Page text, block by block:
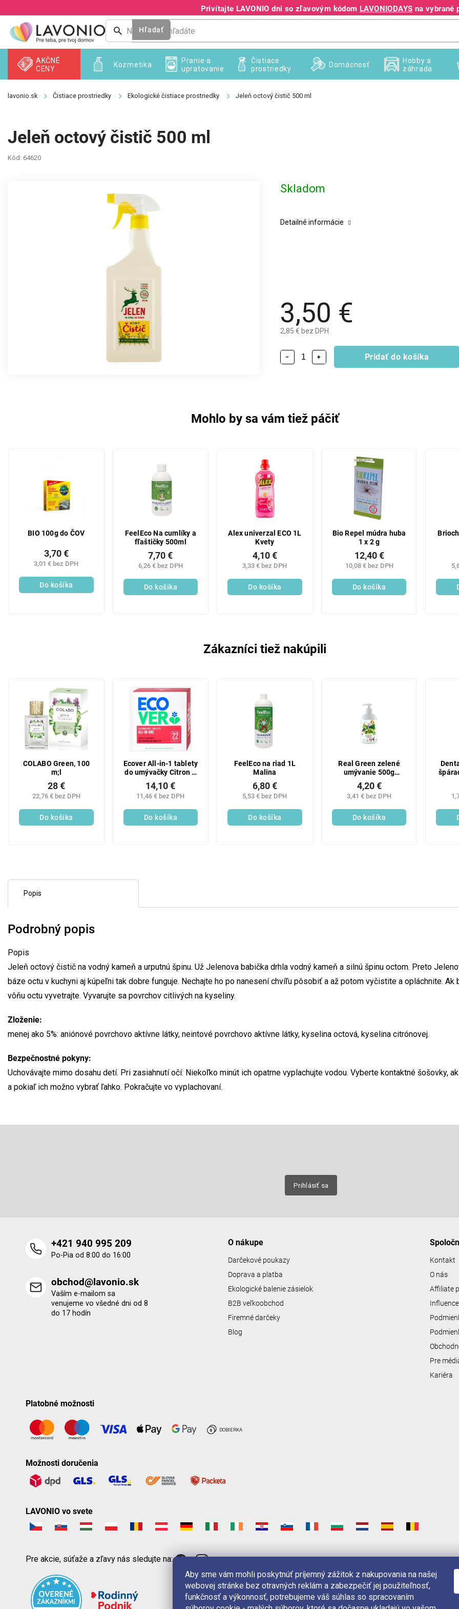
Aby sme vám mohli poskytnúť príjemný zážitok z nakupovania na našej
webovej stránke bez otravných reklám a zabezpečiť jej použiteľnosť,
funkčnosť a výkonnosť, potrebujeme váš súhlas so spracovaním
na
obsah
Privítajte LAVONIO dni so zľavovým kódom LAVONIODAYS na vybrané
+421 940 995 209
Hľadať
Kozmetika
AKČNÉ
CENY
Pranie a
upratovanie
Čistiace
prostriedky
Domácnosť
Hobby a
záhrada
Čistiace prostriedky Ekologické čistiace prostriedky Jeleň octový čistič 500 ml
Jeleň octový čistič 500 ml
Kód: 64620
3,50 €
2,85 € bez DPH
Skladom
+
− Pridať do košíka
Detailné informácie
Mohlo by sa vám tiež páčiť
BIO 100g do ČOV
3,01 € bez DPH
3,70 €
Do košíka
FeelEco Na cumlíky a
fľaštičky 500ml
6,26 € bez DPH
7,70 €
Do košíka
Alex univerzal ECO 1L
Kvety
3,33 € bez DPH
4,10 €
Do košíka
Bio Repel múdra huba
1 x 2 g
10,08 € bez DPH
12,40 €
Do košíka
Zákazníci tiež nakúpili
COLABO Green, 100
m;l
22,76 € bez DPH
28 €
Do košíka
Ecover All-in-1 tablety
do umývačky Citron &
Mandarinka 22 ks
11,46 € bez DPH
14,10 €
Do košíka
FeelEco na riad 1L
Malina
5,53 € bez DPH
6,80 €
Do košíka
Real Green zelené
umývanie 500g
pumpa
3,41 € bez DPH
4,20 €
Do košíka
Popis
Podrobný popis
Popis
Jeleň octový čistič na vodný kameň a urputnú špinu. Už Jelenova babička drhla vodný kameň a silnú špinu octom. Preto
báze octu v kuchyni aj kúpeľni tak dobre funguje. Nechajte ho po nanesení chvíľu pôsobiť a až potom vyčistite a opláchnite. Ak
vôňu octu vyvetrajte. Vyvarujte sa povrchov citlivých na kyseliny.
Zloženie:
menej ako 5%: aniónové povrchovo aktívne látky, neintové povrchovo aktívne látky, kyselina octová, kyselina citrónovej.
Bezpečnostné pokyny:
Uchovávajte mimo dosahu detí. Pri zasiahnutí očí: Niekoľko minút ich opatrne vyplachujte vodou. Vyberte kontaktné šošovky,
a pokiaľ ich možno vybrať ľahko. Pokračujte vo vyplachovaní.
Prihlásiť sa
+421 940 995 209
Po-Pia od 8:00 do 16:00
obchod@lavonio.sk
Vaším e-mailom sa
venujeme vo všedné dni od 8
do 17 hodín
O nákupe
Darčekové poukazy
Doprava a platba
Ekologické balenie zásielok
B2B veľkoobchod
Firemné darčeky
Blog
Kontakt
O nás
Affiliate
Pre
Kariéra
Platobné možnosti
Možnosti doručenia
LAVONIO vo svete
Pre akcie, súťaže a zľavy nás sledujte na: